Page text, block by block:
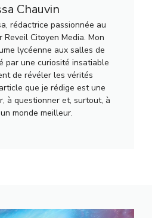
Chauvin
rédactrice passionnée au
Citoyen Media. Mon
lycéenne aux salles de
par une curiosité insatiable
de révéler les vérités
que je rédige est une
à questionner et, surtout, à
monde meilleur.